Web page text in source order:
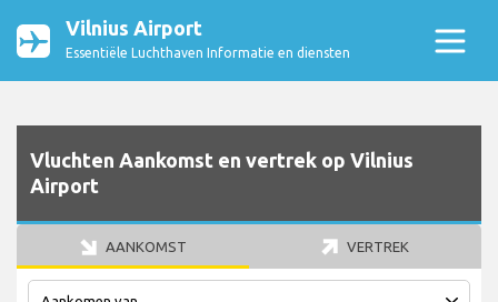
Vilnius Airport
Essentiële Luchthaven Informatie en diensten
Vluchten Aankomst en vertrek op Vilnius
Airport
AANKOMST VERTREK